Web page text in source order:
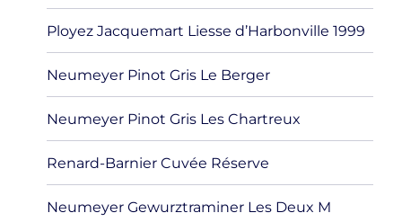
Ployez Jacquemart Liesse d’Harbonville 1999
Neumeyer Pinot Gris Le Berger
Neumeyer Pinot Gris Les Chartreux
Renard-Barnier Cuvée Réserve
Neumeyer Gewurztraminer Les Deux M